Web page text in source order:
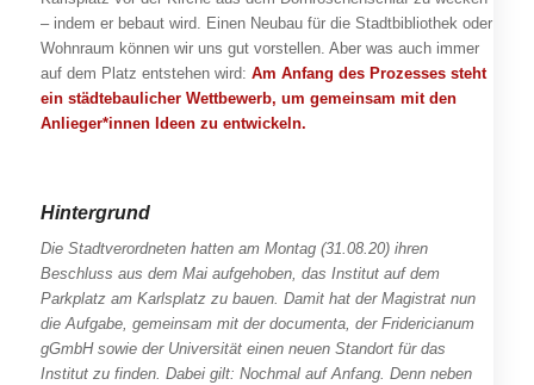
– indem er bebaut wird. Einen Neubau für die Stadtbibliothek oder
Wohnraum können wir uns gut vorstellen. Aber was auch immer
auf dem Platz entstehen wird: Am Anfang des Prozesses steht
ein städtebaulicher Wettbewerb, um gemeinsam mit den
Anlieger*innen Ideen zu entwickeln.
Hintergrund
Die Stadtverordneten hatten am Montag (31.08.20) ihren
Beschluss aus dem Mai aufgehoben, das Institut auf dem
Parkplatz am Karlsplatz zu bauen. Damit hat der Magistrat nun
die Aufgabe, gemeinsam mit der documenta, der Fridericianum
gGmbH sowie der Universität einen neuen Standort für das
Institut zu finden. Dabei gilt: Nochmal auf Anfang. Denn neben